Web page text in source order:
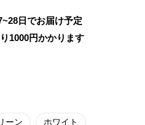
日でお届け予定
1000円かかります
ーン ホワイト